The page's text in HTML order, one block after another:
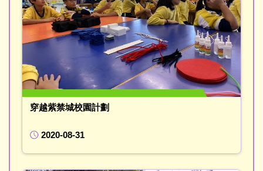
穿越紫禁城校園計劃
2020-08-31